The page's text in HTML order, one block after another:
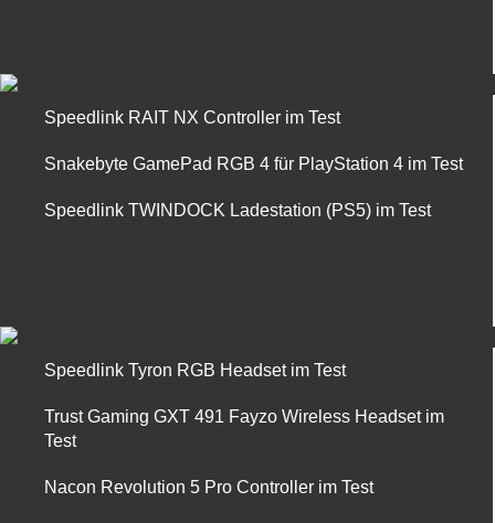
Speedlink RAIT NX Controller im Test
Snakebyte GamePad RGB 4 für PlayStation 4 im Test
Speedlink TWINDOCK Ladestation (PS5) im Test
Speedlink Tyron RGB Headset im Test
Trust Gaming GXT 491 Fayzo Wireless Headset im
Test
Nacon Revolution 5 Pro Controller im Test